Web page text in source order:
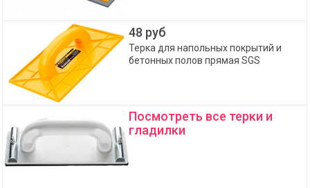
48 руб
Терка для напольных покрытий и
бетонных полов прямая SGS
Посмотреть все терки и
гладилки